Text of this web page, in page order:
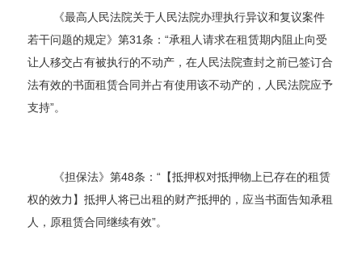
《最高人民法院关于人民法院办理执行异议和复议案件
若干问题的规定》第31条：“承租人请求在租赁期内阻止向受
让人移交占有被执行的不动产，在人民法院查封之前已签订合
法有效的书面租赁合同并占有使用该不动产的，人民法院应予
支持”。
《担保法》第48条：“【抵押权对抵押物上已存在的租赁
权的效力】抵押人将已出租的财产抵押的，应当书面告知承租
人，原租赁合同继续有效”。